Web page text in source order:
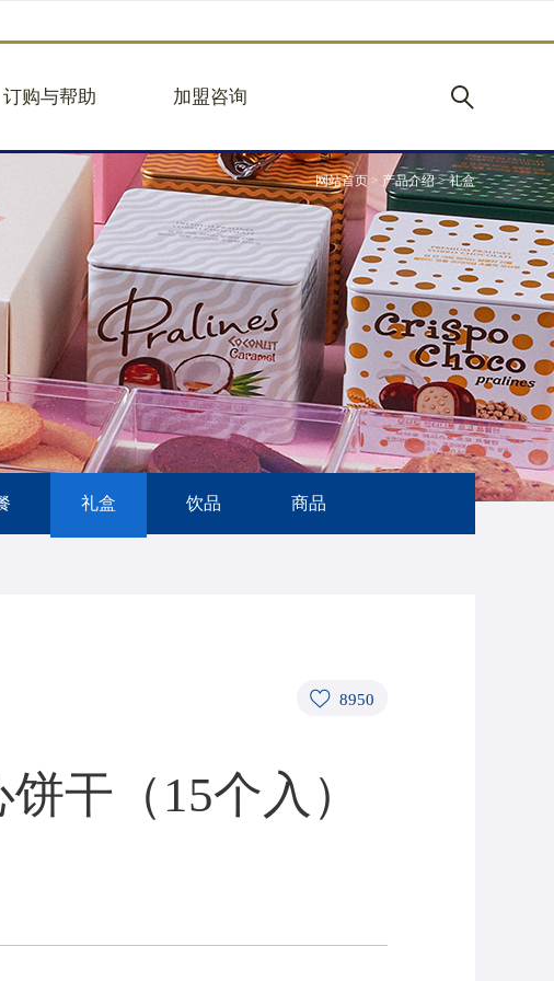
订购与帮助
建议意见
帮助中心
举报违规
加盟咨询
加盟优势
立即加盟
网站首页 > 产品介绍>礼盒
礼盒 饮品 商品
8950
干（15个入）